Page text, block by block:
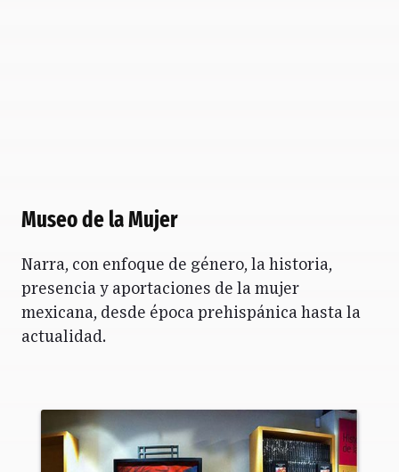
Museo de la Mujer
Narra, con enfoque de género, la historia,
presencia y aportaciones de la mujer
mexicana, desde época prehispánica hasta la
actualidad.